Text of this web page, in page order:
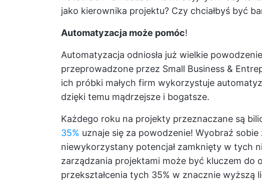
jako kierownika projektu? Czy chciałbyś być
Automatyzacja może pomóc!
Automatyzacja odniosła już wielkie
przeprowadzone przez Small Business &
ich próbki małych firm wykorzystuje
dzięki temu mądrzejsze i bogatsze.
Każdego roku na projekty przeznaczane są
35% uznaje się za powodzenie! Wyobraź
niewykorzystany potencjał zamknięty w tych
zarządzania projektami może być kluczem do
przekształcenia tych 35% w znacznie wyższą